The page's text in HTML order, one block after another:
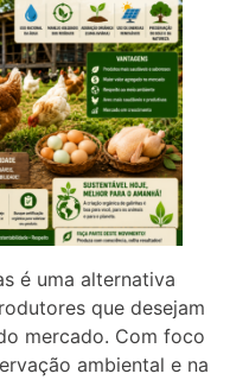
é uma alternativa
que desejam
mercado. Com foco
ambiental e na